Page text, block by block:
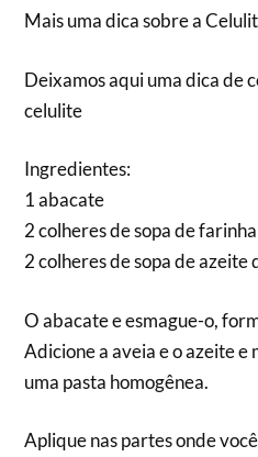
Mais uma dica sobre a
Deixamos aqui uma dica de
celulite
Ingredientes:
1 abacate
2 colheres de sopa de
2 colheres de sopa de azeite
O abacate e esmague-o,
Adicione a aveia e o azeite
uma pasta homogênea.
Aplique nas partes onde